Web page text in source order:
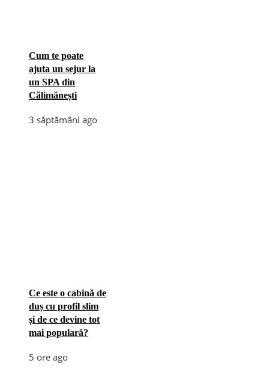
Cum te poate
ajuta un sejur la
un SPA din
Călimănești
3 săptămâni ago
Ce este o cabină de
duș cu profil slim
și de ce devine tot
mai populară?
5 ore ago